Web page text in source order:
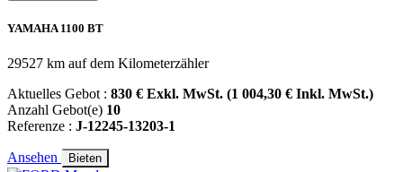
YAMAHA 1100 BT
29527 km auf dem Kilometerzähler
Aktuelles Gebot : 830 € Exkl. MwSt. (1 004,30 € Inkl. MwSt.)
Anzahl Gebot(e) 10
Referenze : J-12245-13203-1
Ansehen Bieten